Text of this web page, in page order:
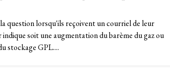
question lorsqu'ils reçoivent un courriel de leur
soit une augmentation du barème du gaz ou
stockage GPL....